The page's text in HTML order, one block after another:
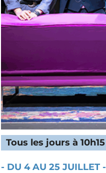
Tous les jours à 10h15
- DU 4 AU 25 JUILLET -